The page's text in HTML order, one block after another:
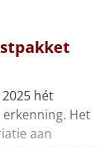
x 29 x 12,6
hét
Het
aan